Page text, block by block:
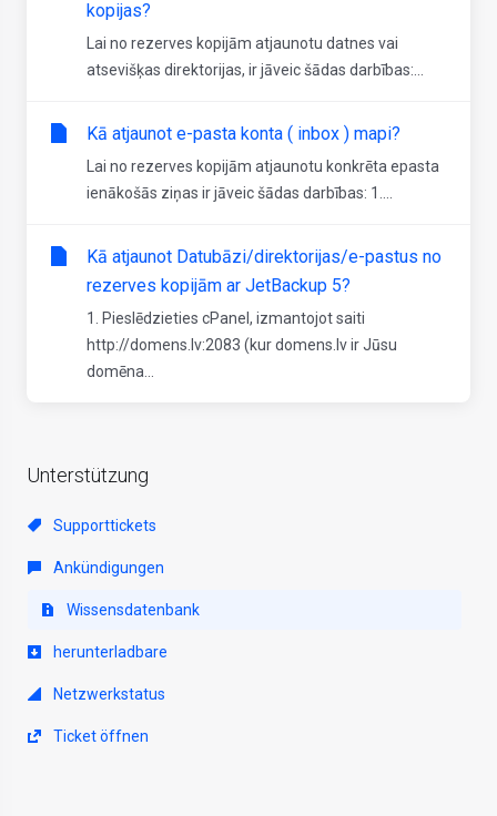
Unterstützung
Supporttickets
Ankündigungen
Wissensdatenbank
herunterladbare
Netzwerkstatus
Ticket öffnen
kopijas?
Lai no rezerves kopijām atjaunotu datnes vai
atsevišķas direktorijas, ir jāveic šādas darbības:...
Kā atjaunot e-pasta konta ( inbox ) mapi?
Lai no rezerves kopijām atjaunotu konkrēta epasta
ienākošās ziņas ir jāveic šādas darbības: 1....
Kā atjaunot Datubāzi/direktorijas/e-pastus no
rezerves kopijām ar JetBackup 5?
1. Pieslēdzieties cPanel, izmantojot saiti
http://domens.lv:2083 (kur domens.lv ir Jūsu
domēna...